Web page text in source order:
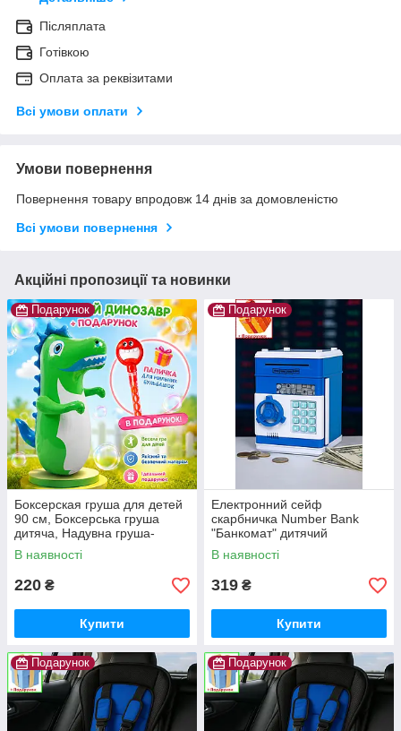
Післяплата
Готівкою
Оплата за реквізитами
Всі умови оплати
Умови повернення
Повернення товару впродовж 14 днів за домовленістю
Всі умови повернення
Акційні пропозиції та новинки
Подарунок
Боксерская груша для детей
90 см, Боксерська груша
дитяча, Надувна груша-
динозавр для дітей 3-6 років
В наявності
220 ₴
Купити
Подарунок
Електронний сейф
скарбничка Number Bank
"Банкомат" дитячий
подарунок із кодовим замком
і купюроприймачем
В наявності
319 ₴
Купити
Подарунок Подарунок